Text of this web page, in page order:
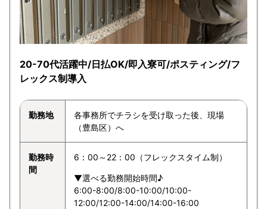
20-70代活躍中/日払OK/即入寮可/ポスティング/フ
レックス制導入
勤務地
各事務所でチラシを受け取った後、現場
（豊島区）へ
勤務時
間
6：00～22：00（フレックスタイム制）
▼選べる勤務開始時間♪
6:00-8:00/8:00-10:00/10:00-
12:00/12:00-14:00/14:00-16:00